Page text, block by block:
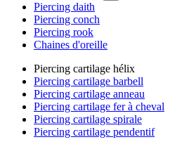
Piercing daith
Piercing conch
Piercing rook
Chaines d'oreille
Piercing cartilage hélix
Piercing cartilage barbell
Piercing cartilage anneau
Piercing cartilage fer à cheval
Piercing cartilage spirale
Piercing cartilage pendentif